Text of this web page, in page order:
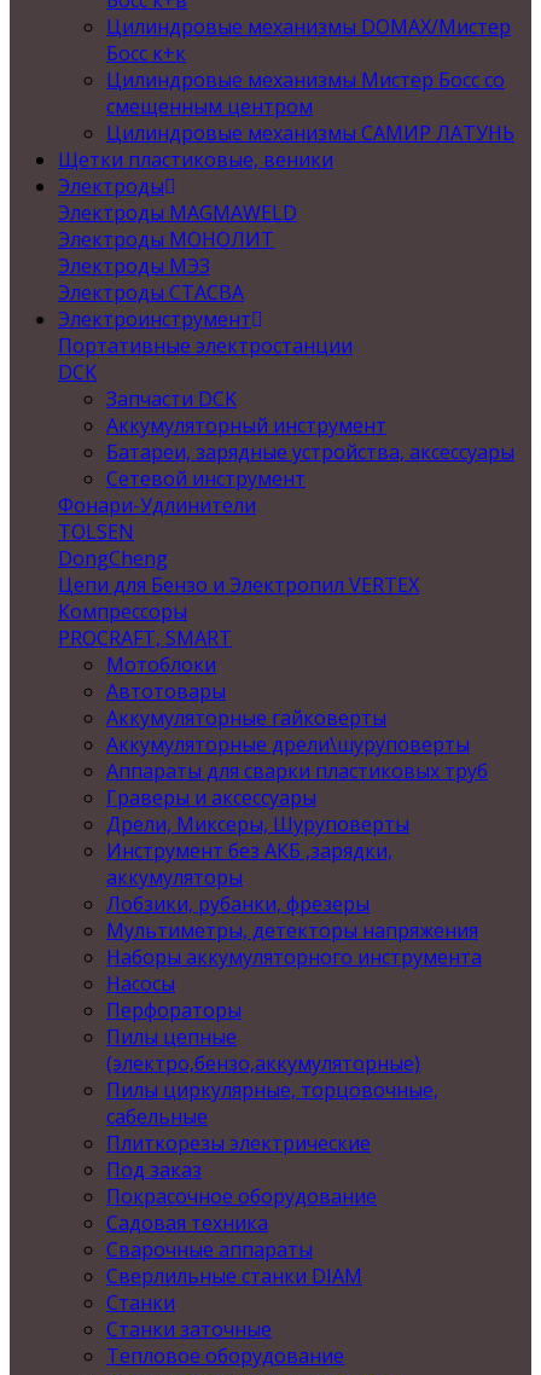
Цилиндровые механизмы DOMAX/Мистер
Босс к+к
Цилиндровые механизмы Мистер Босс со
смещенным центром
Цилиндровые механизмы САМИР ЛАТУНЬ
Щетки пластиковые, веники
Электроды
Электроды MAGMAWELD
Электроды МОНОЛИТ
Электроды МЭЗ
Электроды СТАСВА
Электроинструмент
Портативные электростанции
DCK
Запчасти DCK
Аккумуляторный инструмент
Батареи, зарядные устройства, аксессуары
Сетевой инструмент
Фонари-Удлинители
TOLSEN
DongCheng
Цепи для Бензо и Электропил VERTEX
Компрессоры
PROCRAFT, SMART
Мотоблоки
Автотовары
Аккумуляторные гайковерты
Аккумуляторные дрели\шуруповерты
Аппараты для сварки пластиковых труб
Граверы и аксессуары
Дрели, Миксеры, Шуруповерты
Инструмент без АКБ ,зарядки,
аккумуляторы
Лобзики, рубанки, фрезеры
Мультиметры, детекторы напряжения
Наборы аккумуляторного инструмента
Насосы
Перфораторы
Пилы цепные
(электро,бензо,аккумуляторные)
Пилы циркулярные, торцовочные,
сабельные
Плиткорезы электрические
Под заказ
Покрасочное оборудование
Садовая техника
Сварочные аппараты
Сверлильные станки DIAM
Станки
Станки заточные
Тепловое оборудование